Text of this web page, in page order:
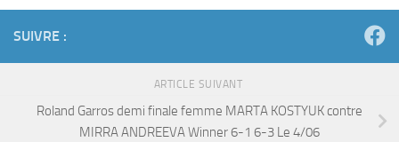
SUIVRE :
ARTICLE SUIVANT
Roland Garros demi finale femme MARTA KOSTYUK contre
MIRRA ANDREEVA Winner 6-1 6-3 Le 4/06